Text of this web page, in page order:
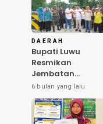
DAERAH
Bupati Luwu
Resmikan
Jembatan
Salubua–Kaili,
Konektivitas Suli
Barat
6 bulan yang lalu